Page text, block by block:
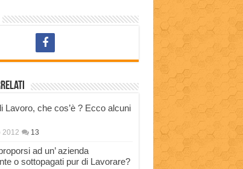
Lavoro, che cos’è ? Ecco alcuni
2012 13
ad un’ azienda
o sottopagati pur di Lavorare?